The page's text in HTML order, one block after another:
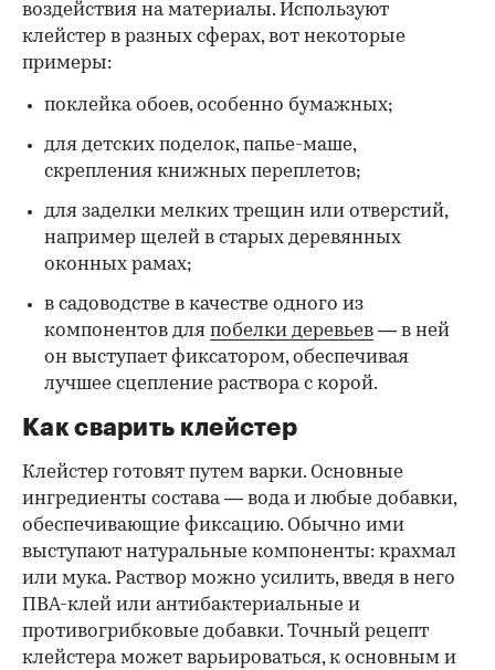
00:00 / 00:00
воздействия на материалы. Используют
клейстер в разных сферах, вот некоторые
примеры:
поклейка обоев, особенно бумажных;
для детских поделок, папье-маше,
скрепления книжных переплетов;
для заделки мелких трещин или отверстий,
например щелей в старых деревянных
оконных рамах;
в садоводстве в качестве одного из
компонентов для побелки деревьев — в ней
он выступает фиксатором, обеспечивая
лучшее сцепление раствора с корой.
Как сварить клейстер
Клейстер готовят путем варки. Основные
ингредиенты состава — вода и любые добавки,
обеспечивающие фиксацию. Обычно ими
выступают натуральные компоненты: крахмал
или мука. Раствор можно усилить, введя в него
ПВА-клей или антибактериальные и
противогрибковые добавки. Точный рецепт
клейстера может варьироваться, к основным и